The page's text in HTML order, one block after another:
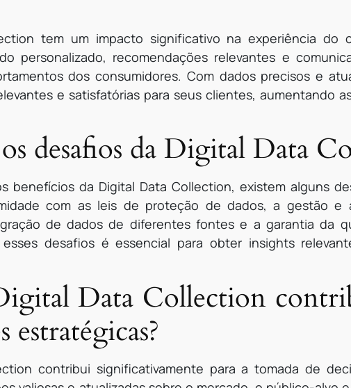
tem um impacto significativo na experiência do
personalizado, recomendações relevantes e
dos consumidores. Com dados precisos e
e satisfatórias para seus clientes, aumentando
desafios da Digital Data
benefícios da Digital Data Collection, existem alguns
com as leis de proteção de dados, a gestão e
de dados de diferentes fontes e a garantia da
desafios é essencial para obter insights
Data Collection
estratégicas?
contribui significativamente para a tomada de